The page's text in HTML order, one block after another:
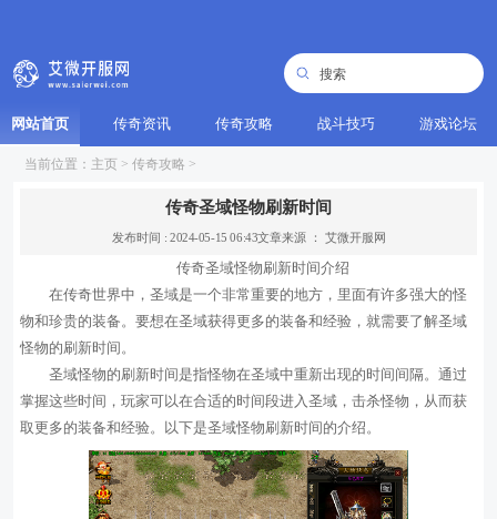
网站首页 传奇资讯 传奇攻略 战斗技巧 游戏论坛
当前位置： 主页 > 传奇攻略 >
传奇圣域怪物刷新时间
发布时间 : 2024-05-15 06:43文章来源 ： 艾微开服网
传奇圣域怪物刷新时间介绍
在传奇世界中，圣域是一个非常重要的地方，里面有许多强大的怪
物和珍贵的装备。要想在圣域获得更多的装备和经验，就需要了解圣域
怪物的刷新时间。
圣域怪物的刷新时间是指怪物在圣域中重新出现的时间间隔。通过
掌握这些时间，玩家可以在合适的时间段进入圣域，击杀怪物，从而获
取更多的装备和经验。以下是圣域怪物刷新时间的介绍。